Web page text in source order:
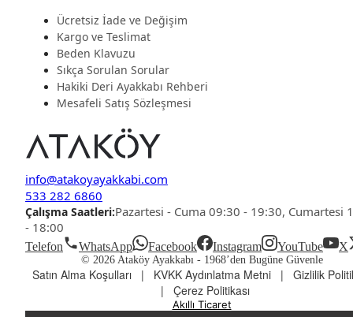
Ücretsiz İade ve Değişim
Kargo ve Teslimat
Beden Klavuzu
Sıkça Sorulan Sorular
Hakiki Deri Ayakkabı Rehberi
Mesafeli Satış Sözleşmesi
info@atakoyayakkabi.com
533 282 6860
Çalışma Saatleri:Pazartesi - Cuma 09:30 - 19:30, Cumartesi
- 18:00
Telefon WhatsApp Facebook Instagram YouTube X
© 2026 Ataköy Ayakkabı - 1968’den Bugüne Güvenle
Satın Alma Koşulları | KVKK Aydınlatma Metni |
Gizlilik
|
Çerez Politikası
Akıllı Ticaret